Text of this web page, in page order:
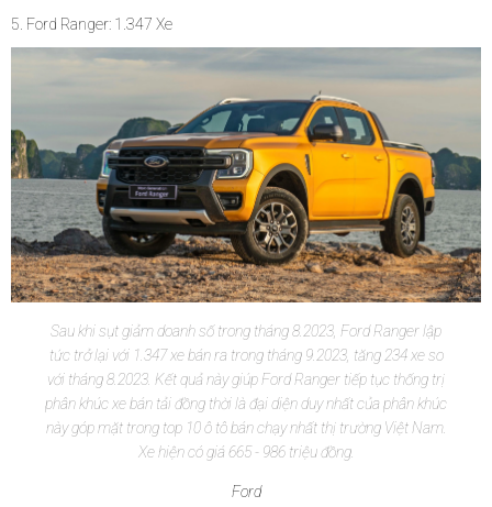
5. Ford Ranger: 1.347 Xe
Sau khi sụt giảm doanh số trong tháng 8.2023, Ford Ranger lập
tức trở lại với 1.347 xe bán ra trong tháng 9.2023, tăng 234 xe so
với tháng 8.2023. Kết quả này giúp Ford Ranger tiếp tục thống trị
phân khúc xe bán tải đồng thời là đại diện duy nhất của phân khúc
này góp mặt trong top 10 ô tô bán chạy nhất thị trường Việt Nam.
Xe hiện có giá 665 - 986 triệu đồng.
Ford